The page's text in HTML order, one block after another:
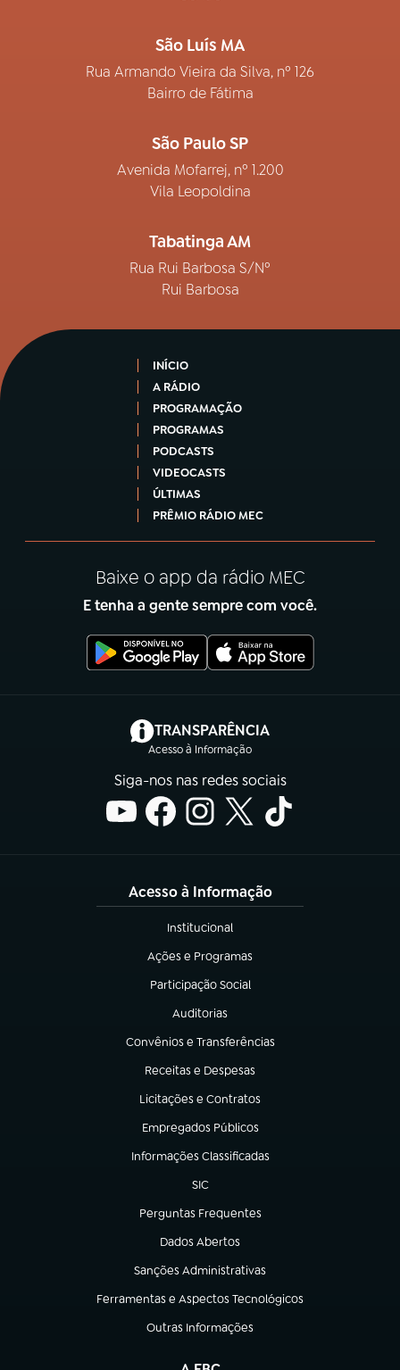
São Luís MA
Rua Armando Vieira da Silva, nº 126
Bairro de Fátima
São Paulo SP
Avenida Mofarrej, nº 1.200
Vila Leopoldina
Tabatinga AM
Rua Rui Barbosa S/Nº
Rui Barbosa
INÍCIO
A RÁDIO
PROGRAMAÇÃO
PROGRAMAS
PODCASTS
VIDEOCASTS
ÚLTIMAS
PRÊMIO RÁDIO MEC
Baixe o app da rádio MEC
E tenha a gente sempre com você.
TRANSPARÊNCIA
Acesso à Informação
(abre em nova aba)
Siga-nos nas redes sociais
Acesso à Informação
Institucional
(abre em nova aba)
Ações e Programas
(abre em nova aba)
Participação Social
(abre em nova aba)
Auditorias
(abre em nova aba)
Convênios e Transferências
(abre em nova aba)
Receitas e Despesas
(abre em nova aba)
Licitações e Contratos
(abre em nova aba)
Empregados Públicos
(abre em nova aba)
Informações Classificadas
(abre em nova aba)
SIC
(abre em nova aba)
Perguntas Frequentes
(abre em nova aba)
Dados Abertos
(abre em nova aba)
Sanções Administrativas
(abre em nova aba)
Ferramentas e Aspectos Tecnológicos
(abre em nova aba)
Outras Informações
(abre em nova aba)